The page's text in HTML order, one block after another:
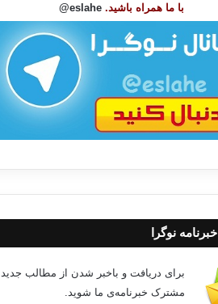
با ما همراه باشید. eslahe@
خبرنامه نوگرا
برای دریافت و باخبر شدن از مطالب جدید
مشترک خبرنامه‌ی ما شوید.